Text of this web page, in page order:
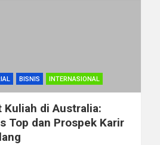
BISNIS INTERNASIONAL
Kuliah di Australia:
Top dan Prospek Karir